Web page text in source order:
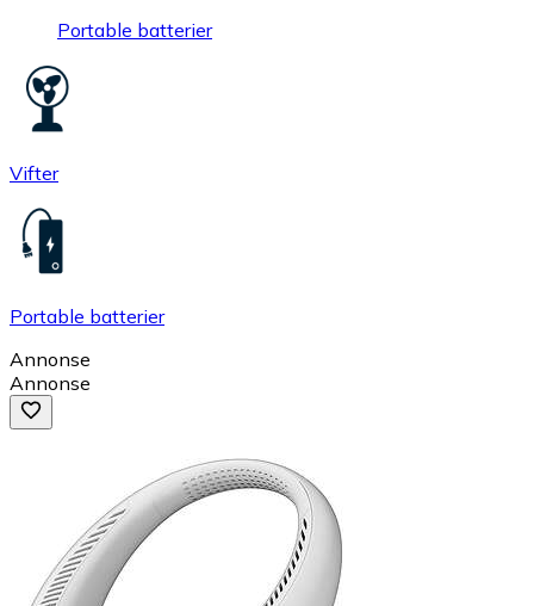
Portable batterier
Vifter
Portable batterier
Annonse
Annonse